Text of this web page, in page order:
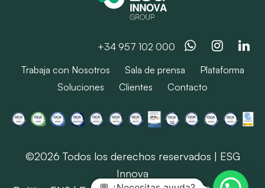
+34 957 102 000 Whatsapp
Trabaja con Nosotros Sala de prensa
Plataforma
Soluciones
Clientes Contacto
©2026 Todos los derechos reservados | ESG
Innova